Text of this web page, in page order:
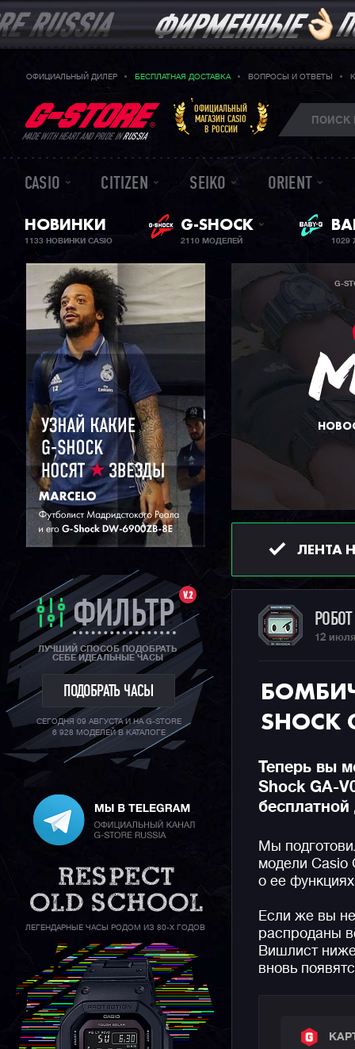
ОФИЦИАЛЬНЫЙ ДИЛЕР БЕСПЛАТНАЯ ДОСТАВКА ВОПРОСЫ И ОТВЕТЫ
MADE WITH HEART AND PRIDE INRUSSIA
ОФИЦИАЛЬНЫЙ
МАГАЗИН CASIO
В РОССИИ
CASIO CITIZEN SEIKO ORIENT
НОВИНКИ
1133 НОВИНКИ CASIO
G-SHOCK
2110 МОДЕЛЕЙ 1029
V.2
ФИЛЬТР
ЛУЧШИЙ СПОСОБ ПОДОБРАТЬ
СЕБЕ ИДЕАЛЬНЫЕ ЧАСЫ
ПОДОБРАТЬ ЧАСЫ
СЕГОДНЯ 09 АВГУСТА И НА G-STORE
6 928 МОДЕЛЕЙ В КАТАЛОГЕ
ЛЕГЕНДАРНЫЕ ЧАСЫ РОДОМ ИЗ 80-Х ГОДОВ
G-
ЛЕНТА
12
SHOCK
Теперь вы
Shock GA-
Мы
модели Casio
о ее
Если же вы
распроданы
Вишлист
вновь